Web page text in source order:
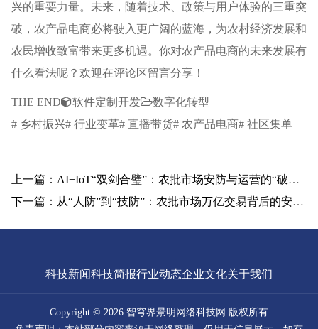
兴的重要力量。未来，随着技术、政策与用户体验的三重突
破，农产品电商必将驶入更广阔的蓝海，为农村经济发展和
农民增收致富带来更多机遇。你对农产品电商的未来发展有
什么看法呢？欢迎在评论区留言分享！
THE END 软件定制开发
数字化转型
# 乡村振兴# 行业变革# 直播带货# 农产品电商# 社区集单
上一篇：AI+IoT“双剑合璧”：农批市场安防与运营的“破局”革命
下一篇：从“人防”到“技防”：农批市场万亿交易背后的安全革命
科技新闻科技简报行业动态企业文化关于我们
Copyright © 2026 智穹界景明网络科技网 版权所有